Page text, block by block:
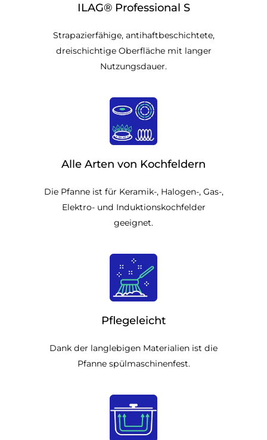
ILAG® Professional S
Strapazierfähige, antihaftbeschichtete,
dreischichtige Oberfläche mit langer
Nutzungsdauer.
Alle Arten von Kochfeldern
Die Pfanne ist für Keramik-, Halogen-, Gas-,
Elektro- und Induktionskochfelder
geeignet.
Pflegeleicht
Dank der langlebigen Materialien ist die
Pfanne spülmaschinenfest.